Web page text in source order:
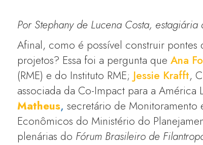
Por Stephany de Lucena Costa, estagiária
Afinal, como é possível construir
projetos? Essa foi a pergunta queAna
(RME) e do Instituto RME; Jessie Krafft,
associada da Co-Impact para a
Matheus, secretário de Monitoramento
Econômicos do Ministério do
plenárias do Fórum Brasileiro de